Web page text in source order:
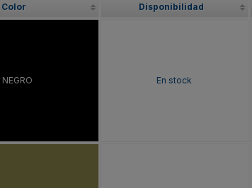
Color Disponibilidad
NEGRO En stock